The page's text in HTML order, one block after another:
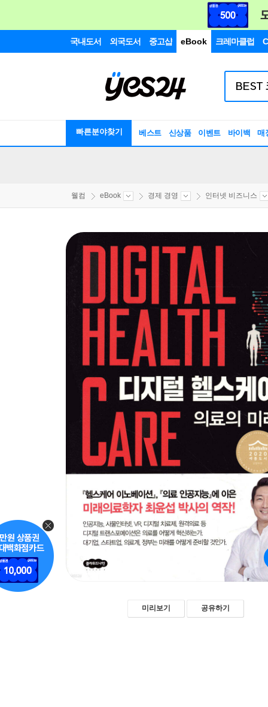
국내도서 외국도서 중고샵 eBook 크레마클럽
빠른분야찾기 베스트 신상품 이벤트 바이백 매
웰컴 eBook 경제 경영 인터넷 비즈니스
미리보기 공유하기